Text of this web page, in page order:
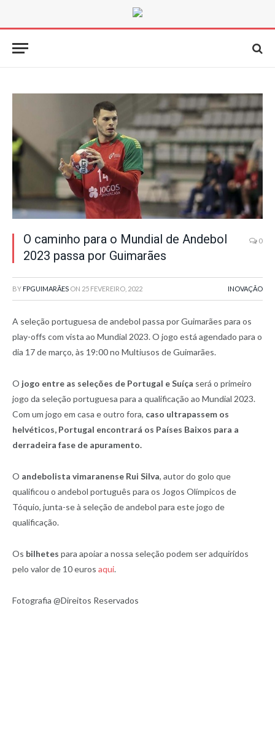
O caminho para o Mundial de Andebol
2023 passa por Guimarães
0
BY FPGUIMARÃES ON 25 FEVEREIRO, 2022 INOVAÇÃO
A seleção portuguesa de andebol passa por Guimarães para os
play-offs com vista ao Mundial 2023. O jogo está agendado para o
dia 17 de março, às 19:00 no Multiusos de Guimarães.
O jogo entre as seleções de Portugal e Suíça será o primeiro
jogo da seleção portuguesa para a qualificação ao Mundial 2023.
Com um jogo em casa e outro fora, caso ultrapassem os
helvéticos, Portugal encontrará os Países Baixos para a
derradeira fase de apuramento.
O andebolista vimaranense Rui Silva, autor do golo que
qualificou o andebol português para os Jogos Olímpicos de
Tóquio, junta-se à seleção de andebol para este jogo de
qualificação.
Os bilhetes para apoiar a nossa seleção podem ser adquiridos
pelo valor de 10 euros aqui.
Fotografia @Direitos Reservados